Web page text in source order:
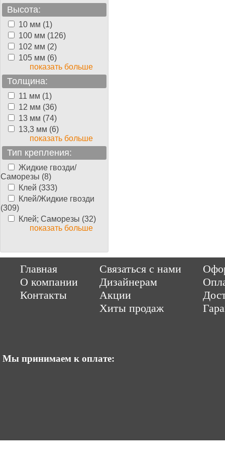
Высота:
10 мм (1)
100 мм (126)
102 мм (2)
105 мм (6)
показать больше
Толщина:
11 мм (1)
12 мм (36)
13 мм (74)
13,3 мм (6)
показать больше
Тип крепления:
Жидкие гвозди/
Саморезы (8)
Клей (333)
Клей/Жидкие гвозди
(309)
Клей; Саморезы (32)
показать больше
Главная
О компании
Контакты
Связаться с нами
Дизайнерам
Акции
Хиты продаж
Мы принимаем к оплате:
ItCompany Продвижение сайтов by «ВзлЁт»